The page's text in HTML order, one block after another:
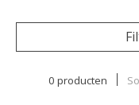
0 producten